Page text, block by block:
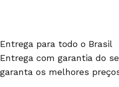
Entrega para todo o Brasil
Entrega com garantia do
garanta os melhores